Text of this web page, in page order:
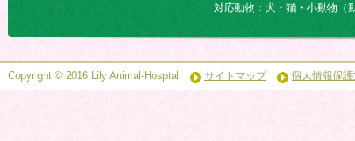
対応動物：犬・猫・小動物（
Copyright © 2016 Lily Animal-Hosptal サイトマップ 個人情報保